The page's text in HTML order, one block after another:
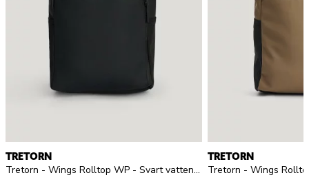
TRETORN
Tretorn - Wings Rolltop WP - Svart vattentålig ryggsäck i mjukt PU-material
TRETORN